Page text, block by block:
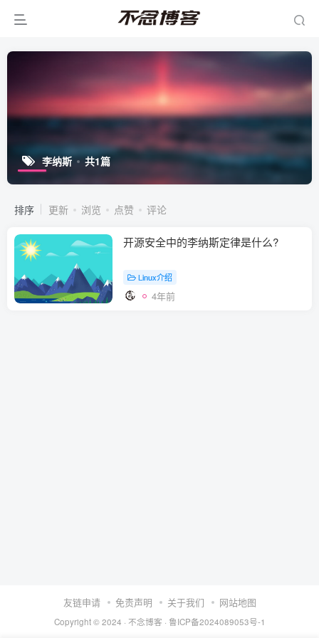
李纳斯 共1篇
排序 更新 浏览 点赞 评论
开源安全中的李纳斯定律是什么?
Linux介绍
4年前
友链申请 免责声明 关于我们 网站地图
Copyright © 2024 · 不念博客 · 鲁ICP备2024089053号-1